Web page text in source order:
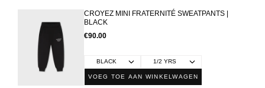
CROYEZ MINI FRATERNITÉ SWEATPANTS |
BLACK
€90.00
VOEG TOE AAN WINKELWAGEN